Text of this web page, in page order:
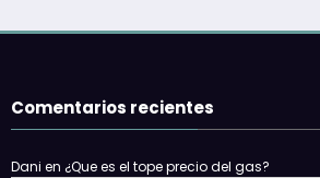
Comentarios recientes
Dani en ¿Que es el tope precio del gas?